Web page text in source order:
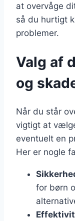
at overvåge
så du hurtigt
problemer.
Valg af
og
Når du står
vigtigt at
eventuelt en
Her er nogle
for børn